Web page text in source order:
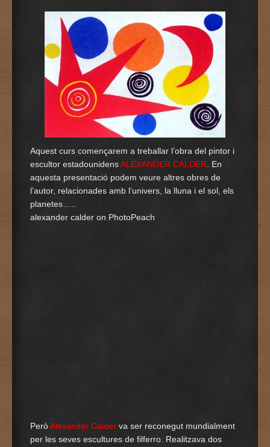
Aquest curs començarem a treballar l’obra del pintor i
escultor estadounidensALEXANDER CALDER . En
aquesta presentació podem veure altres obres de
l’autor, relacionades amb l’univers, la lluna i el sol, els
planetes…..
alexander calder on PhotoPeach
PeròAlexander Calder va ser reconegut mundialment
per les seves escultures de filferro. Realitzava dos